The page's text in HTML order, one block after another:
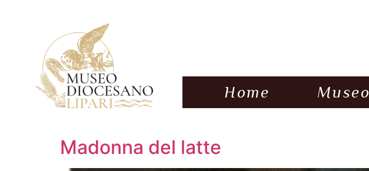
Home Museo
Madonna del latte